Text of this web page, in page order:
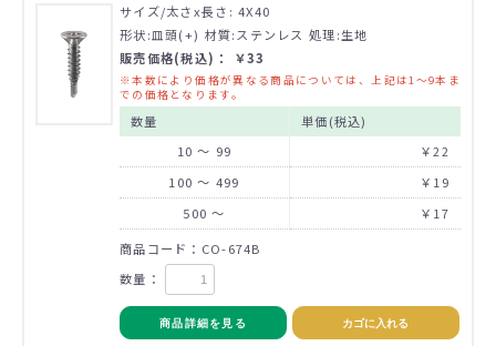
サイズ/太さx長さ: 4X40
形状:皿頭(+) 材質:ステンレス 処理:生地
販売価格(税込)： ￥33
※本数により価格が異なる商品については、上記は1～9本ま
での価格となります。
数量
単価(税込)
10 ～ 99
￥22
100 ～ 499
￥19
500 ～
￥17
商品コード：CO-674B
数量：
商品詳細を見る カゴに入れる